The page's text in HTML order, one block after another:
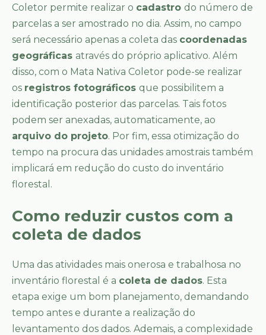
Coletor permite realizar o cadastro do número de
parcelas a ser amostrado no dia. Assim, no campo
será necessário apenas a coleta das coordenadas
geográficas através do próprio aplicativo. Além
disso, com o Mata Nativa Coletor pode-se realizar
os registros fotográficos que possibilitem a
identificação posterior das parcelas. Tais fotos
podem ser anexadas, automaticamente, ao
arquivo do projeto. Por fim, essa otimização do
tempo na procura das unidades amostrais também
implicará em redução do custo do inventário
florestal.
Como reduzir custos com a
coleta de dados
Uma das atividades mais onerosa e trabalhosa no
inventário florestal é a coleta de dados. Esta
etapa exige um bom planejamento, demandando
tempo antes e durante a realização do
levantamento dos dados. Ademais, a complexidade